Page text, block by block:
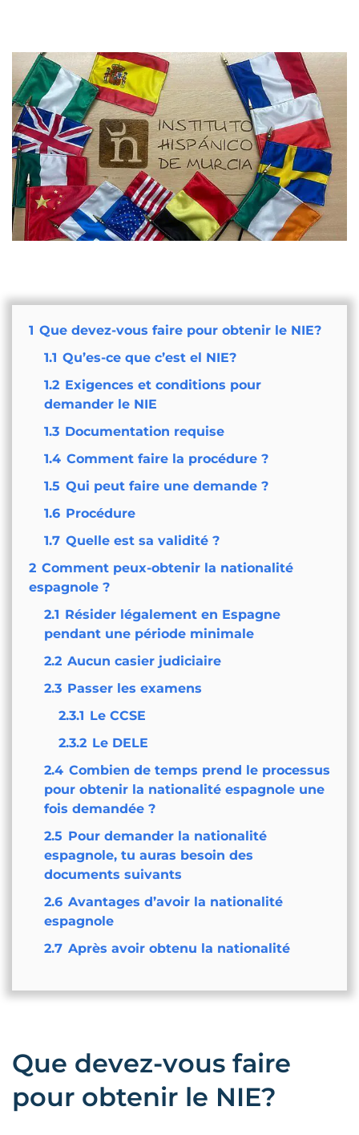
1 Que devez-vous faire pour obtenir le NIE?
1.1 Qu’es-ce que c’est el NIE?
1.2 Exigences et conditions pour
demander le NIE
1.3 Documentation requise
1.4 Comment faire la procédure ?
1.5 Qui peut faire une demande ?
1.6 Procédure
1.7 Quelle est sa validité ?
2 Comment peux-obtenir la nationalité
espagnole ?
2.1 Résider légalement en Espagne
pendant une période minimale
2.2 Aucun casier judiciaire
2.3 Passer les examens
2.3.1 Le CCSE
2.3.2 Le DELE
2.4 Combien de temps prend le processus
pour obtenir la nationalité espagnole une
fois demandée ?
2.5 Pour demander la nationalité
espagnole, tu auras besoin des
documents suivants
2.6 Avantages d’avoir la nationalité
espagnole
2.7 Après avoir obtenu la nationalité
Que devez-vous faire
pour obtenir le NIE?